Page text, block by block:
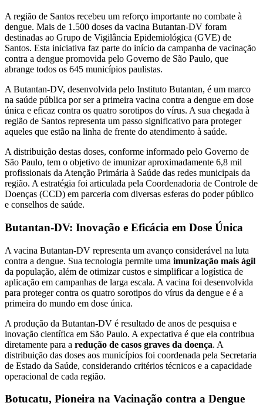
A região de Santos recebeu um reforço importante no combate à
dengue. Mais de 1.500 doses da vacina Butantan-DV foram
destinadas ao Grupo de Vigilância Epidemiológica (GVE) de
Santos. Esta iniciativa faz parte do início da campanha de vacinação
contra a dengue promovida pelo Governo de São Paulo, que
abrange todos os 645 municípios paulistas.
A Butantan-DV, desenvolvida pelo Instituto Butantan, é um marco
na saúde pública por ser a primeira vacina contra a dengue em dose
única e eficaz contra os quatro sorotipos do vírus. A sua chegada à
região de Santos representa um passo significativo para proteger
aqueles que estão na linha de frente do atendimento à saúde.
A distribuição destas doses, conforme informado pelo Governo de
São Paulo, tem o objetivo de imunizar aproximadamente 6,8 mil
profissionais da Atenção Primária à Saúde das redes municipais da
região. A estratégia foi articulada pela Coordenadoria de Controle de
Doenças (CCD) em parceria com diversas esferas do poder público
e conselhos de saúde.
Butantan-DV: Inovação e Eficácia em Dose Única
A vacina Butantan-DV representa um avanço considerável na luta
contra a dengue. Sua tecnologia permite uma imunização mais ágil
da população, além de otimizar custos e simplificar a logística de
aplicação em campanhas de larga escala. A vacina foi desenvolvida
para proteger contra os quatro sorotipos do vírus da dengue e é a
primeira do mundo em dose única.
A produção da Butantan-DV é resultado de anos de pesquisa e
inovação científica em São Paulo. A expectativa é que ela contribua
diretamente para a redução de casos graves da doença. A
distribuição das doses aos municípios foi coordenada pela Secretaria
de Estado da Saúde, considerando critérios técnicos e a capacidade
operacional de cada região.
Botucatu, Pioneira na Vacinação contra a Dengue